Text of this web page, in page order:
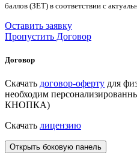
баллов (ЗЕТ) в соответствии с
Оставить заявку
Пропустить Договор
Договор
Скачать договор-оферту для
необходим
КНОПКА)
Скачать лицензию
Открыть боковую панель